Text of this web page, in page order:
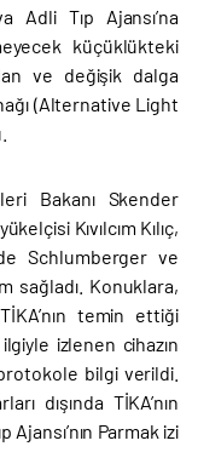
Adli Tıp Ajansı’na
küçüklükteki
ve değişik dalga
(Alternative Light
Bakanı Skender
Kıvılcım Kılıç,
Schlumberger ve
sağladı. Konuklara,
temin ettiği
ilgiyle izlenen cihazın
bilgi verildi.
dışında TİKA’nın
Ajansı’nın Parmak izi